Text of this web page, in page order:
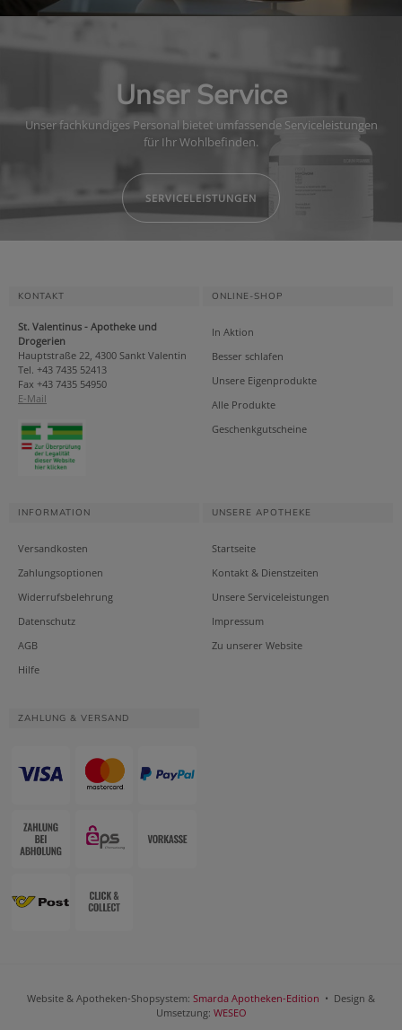
Unser Service
Unser fachkundiges Personal bietet umfassende Serviceleistungen
für Ihr Wohlbefinden.
SERVICELEISTUNGEN
KONTAKT
St. Valentinus - Apotheke und
Drogerien
Hauptstraße 22, 4300 Sankt Valentin
Tel. +43 7435 52413
Fax +43 7435 54950
E-Mail
ONLINE-SHOP
In Aktion
Besser schlafen
Unsere Eigenprodukte
Alle Produkte
Geschenkgutscheine
INFORMATION
Versandkosten
Zahlungsoptionen
Widerrufsbelehrung
Datenschutz
AGB
Hilfe
UNSERE APOTHEKE
Startseite
Kontakt & Dienstzeiten
Unsere Serviceleistungen
Impressum
Zu unserer Website
ZAHLUNG & VERSAND
Website & Apotheken-Shopsystem: Smarda Apotheken-Edition • Design &
Umsetzung: WESEO